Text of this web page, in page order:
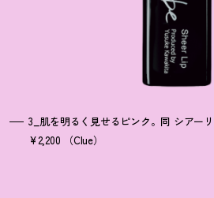
3_肌を明るく見せるピンク。同 シアー
¥2,200 （Clue）